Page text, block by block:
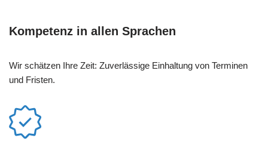
Kompetenz in allen Sprachen
Wir schätzen Ihre Zeit: Zuverlässige Einhaltung von Terminen
und Fristen.